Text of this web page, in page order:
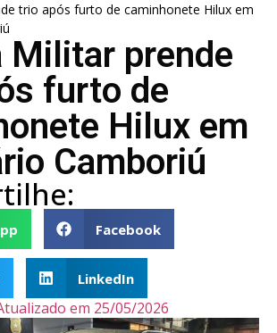
trio após furto de caminhonete Hilux em
Militar prende
furto de
Hilux em
Camboriú
Facebook
LinkedIn
em 25/05/2026